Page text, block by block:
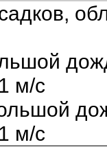
м/с
м/с